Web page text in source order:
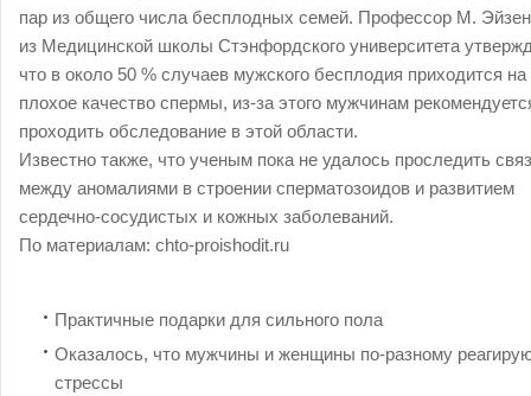
пар из общего числа бесплодных семей. Профессор М.
из Медицинской школы Стэнфордского университета
что в около 50 % случаев мужского бесплодия приходится на
плохое качество спермы, из-за этого мужчинам
проходить обследование в этой области.
Известно также, что ученым пока не удалось проследить
между аномалиями в строении сперматозоидов и развитием
сердечно-сосудистых и кожных заболеваний.
По материалам: chto-proishodit.ru
Практичные подарки для сильного пола
Оказалось, что мужчины и женщины по-разному
стрессы